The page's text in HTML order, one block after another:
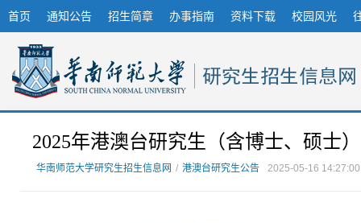
首页 通知公告 招生简章 办事指南 资料下载 校园风光
2025年港澳台研究生（含博士、硕士
华南师范大学研究生招生信息网 / 港澳台研究生公告 2025-05-16 14:27:00